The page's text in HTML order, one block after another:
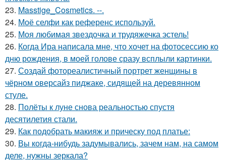
23. Masstige_Cosmetics. --.
24. Моё селфи как референс используй.
25. Моя любимая звездочка и трудяжечка эстель!
26. Когда Ира написала мне, что хочет на фотосессию ко
дню рождения, в моей голове сразу всплыли картинки.
27. Создай фотореалистичный портрет женщины в
чёрном оверсайз пиджаке, сидящей на деревянном
стуле.
28. Полёты к луне снова реальностью спустя
десятилетия стали.
29. Как подобрать макияж и прическу под платье:
30. Вы когда-нибудь задумывались, зачем нам, на самом
деле, нужны зеркала?